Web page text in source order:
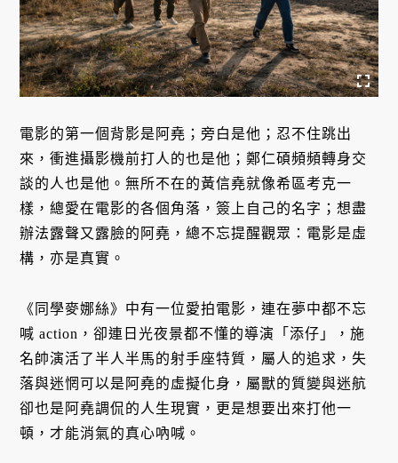
電影的第一個背影是阿堯；旁白是他；忍不住跳出
來，衝進攝影機前打人的也是他；鄭仁碩頻頻轉身交
談的人也是他。無所不在的黃信堯就像希區考克一
樣，總愛在電影的各個角落，簽上自己的名字；想盡
辦法露聲又露臉的阿堯，總不忘提醒觀眾：電影是虛
構，亦是真實。
《同學麥娜絲》中有一位愛拍電影，連在夢中都不忘
喊 action，卻連日光夜景都不懂的導演「添仔」，施
名帥演活了半人半馬的射手座特質，屬人的追求，失
落與迷惘可以是阿堯的虛擬化身，屬獸的質變與迷航
卻也是阿堯調侃的人生現實，更是想要出來打他一
頓，才能消氣的真心吶喊。